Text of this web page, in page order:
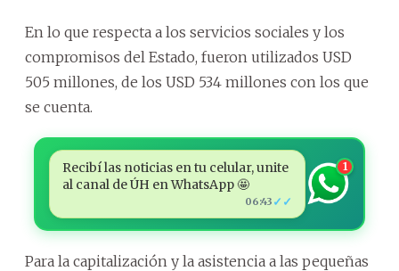
En lo que respecta a los servicios sociales y los
compromisos del Estado, fueron utilizados USD
505 millones, de los USD 534 millones con los que
se cuenta.
Recibí las noticias en tu celular, unite
al canal de ÚH en WhatsApp 🤩
06:43 ✓✓
1
Para la capitalización y la asistencia a las pequeñas